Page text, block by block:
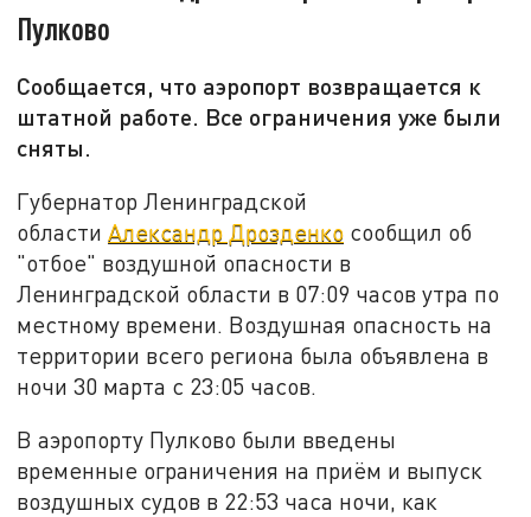
Пулково
Сообщается, что аэропорт возвращается к
штатной работе. Все ограничения уже были
сняты.
Губернатор Ленинградской
областиАлександр Дрозденко сообщил об
"отбое" воздушной опасности в
Ленинградской области в 07:09 часов утра по
местному времени. Воздушная опасность на
территории всего региона была объявлена в
ночи 30 марта с 23:05 часов.
В аэропорту Пулково были введены
временные ограничения на приём и выпуск
воздушных судов в 22:53 часа ночи, как